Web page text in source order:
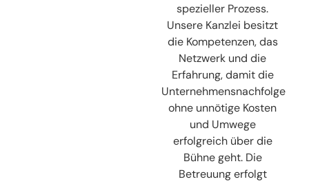
spezieller Prozess.
Unsere Kanzlei besitzt
die Kompetenzen, das
Netzwerk und die
Erfahrung, damit die
Unternehmensnachfolge
ohne unnötige Kosten
und Umwege
erfolgreich über die
Bühne geht. Die
Betreuung erfolgt